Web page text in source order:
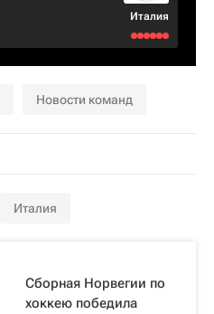
Италия
Новости команд
Италия
Сборная Норвегии по
хоккею победила